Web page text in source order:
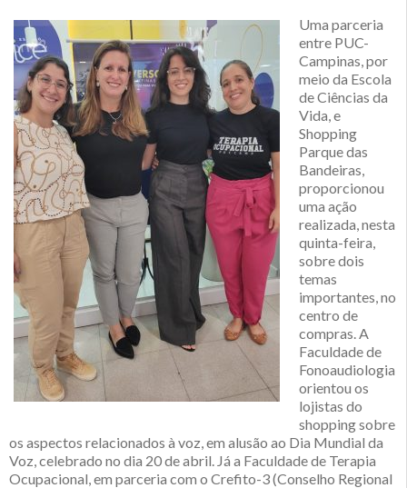
Uma parceria
entre PUC-
Campinas, por
meio da Escola
de Ciências da
Vida, e
Shopping
Parque das
Bandeiras,
proporcionou
uma ação
realizada, nesta
quinta-feira,
sobre dois
temas
importantes, no
centro de
compras. A
Faculdade de
Fonoaudiologia
orientou os
lojistas do
shopping sobre
os aspectos relacionados à voz, em alusão ao Dia Mundial da
Voz, celebrado no dia 20 de abril. Já a Faculdade de Terapia
Ocupacional, em parceria com o Crefito-3 (Conselho Regional